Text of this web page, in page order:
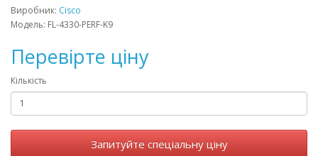
Виробник: Cisco
Модель: FL-4330-PERF-K9
Перевірте ціну
Кількість
Запитуйте спеціальну ціну